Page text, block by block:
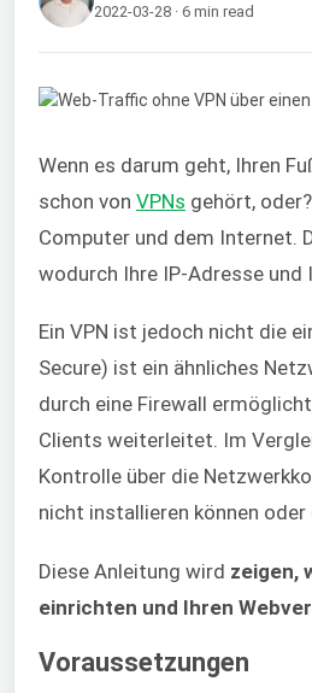
2022-03-28 · 6 min read
Wenn es darum geht, Ihren
schon von VPNs gehört,
Computer und dem Internet.
wodurch Ihre IP-Adresse
Ein VPN ist jedoch nicht die
Secure) ist ein ähnliches
durch eine Firewall
Clients weiterleitet. Im
Kontrolle über die
nicht installieren können
Diese Anleitung wird zeigen,
einrichten und Ihren
Voraussetzungen